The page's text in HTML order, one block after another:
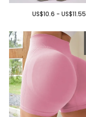
US$10.6 - US$11.55